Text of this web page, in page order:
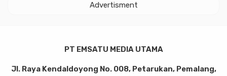
Advertisment
PT EMSATU MEDIA UTAMA
Jl. Raya Kendaldoyong No. 008, Petarukan, Pemalang,